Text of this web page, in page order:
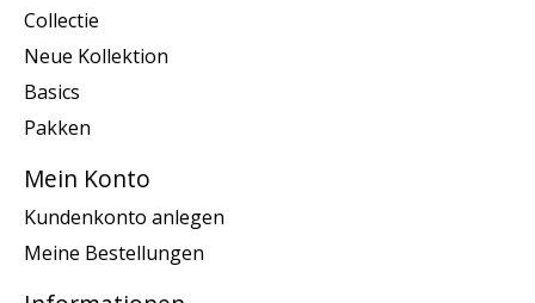
Collectie
Neue Kollektion
Basics
Pakken
Mein Konto
Kundenkonto anlegen
Meine Bestellungen